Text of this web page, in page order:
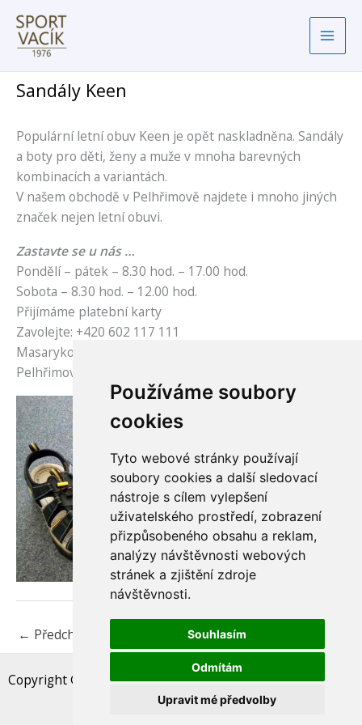
Používáme soubory
cookies
Tyto webové stránky používají
soubory cookies a další sledovací
nástroje s cílem vylepšení
uživatelského prostředí, zobrazení
přizpůsobeného obsahu a reklam,
analýzy návštěvnosti webových
stránek a zjištění zdroje
návštěvnosti.
Souhlasím
Odmítám
Upravit mé předvolby
obsah
Sandály Keen
Populární letní obuv Keen je opět naskladněna. Sandály
a boty pro děti, ženy a muže v mnoha barevných
kombinacích a variantách.
V našem obchodě v Pelhřimově najdete i mnoho jiných
značek nejen letní obuvi.
Zastavte se u nás …
Pondělí – pátek – 8.30 hod. – 17.00 hod.
Sobota – 8.30 hod. – 12.00 hod.
Přijímáme platební karty
Zavolejte: +420 602 117 111
Masarykovo náměstí čp.79
Pelhřimov 393 01
← Předchozí Příspěvek Další Příspěvek
Copyright © 2026 Vacík Sport 1976|Sportovní obchod v ♥
Pelhřimova|